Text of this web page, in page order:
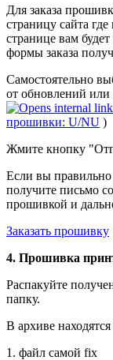
Для заказа
страницу сайта
странице вам
формы заказа
Самостоятельно
от обновлений
прошивки: U/NU )
Жмите кнопку
Если вы правильно
получите письмо
прошивкой и
Заказать прошивку
4. Прошивка
Распакуйте
папку.
В архиве
1. файл самой fix